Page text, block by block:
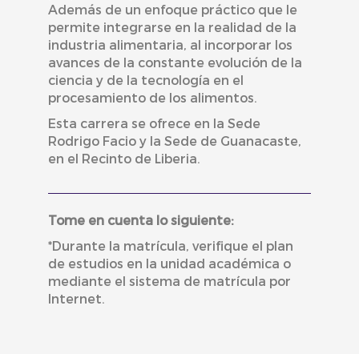
Además de un enfoque práctico que le
permite integrarse en la realidad de la
industria alimentaria, al incorporar los
avances de la constante evolución de la
ciencia y de la tecnología en el
procesamiento de los alimentos.
Esta carrera se ofrece en la Sede
Rodrigo Facio y la Sede de Guanacaste,
en el Recinto de Liberia.
Tome en cuenta lo siguiente:
*Durante la matrícula, verifique el plan
de estudios en la unidad académica o
mediante el sistema de matrícula por
Internet.